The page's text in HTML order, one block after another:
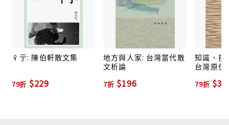
彳亍: 陳伯軒散文集
79折 $229
地方與人家: 台灣當代散
文析論
7折 $196
知識、技
台灣原住
79折